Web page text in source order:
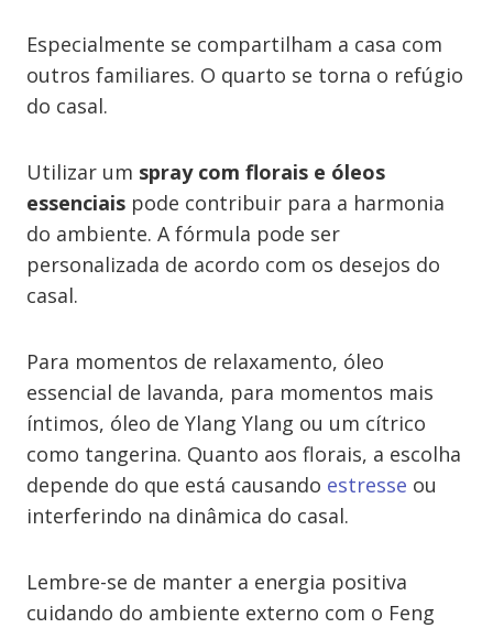
Especialmente se compartilham a casa com
outros familiares. O quarto se torna o refúgio
do casal.
Utilizar um spray com florais e óleos
essenciais pode contribuir para a harmonia
do ambiente. A fórmula pode ser
personalizada de acordo com os desejos do
casal.
Para momentos de relaxamento, óleo
essencial de lavanda, para momentos mais
íntimos, óleo de Ylang Ylang ou um cítrico
como tangerina. Quanto aos florais, a escolha
depende do que está causando estresse ou
interferindo na dinâmica do casal.
Lembre-se de manter a energia positiva
cuidando do ambiente externo com o Feng